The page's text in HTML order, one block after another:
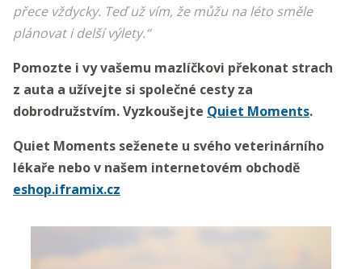
přece vždycky. Teď už vím, že můžu na léto směle
plánovat i delší výlety.“
Pomozte i vy vašemu mazlíčkovi překonat strach
z auta a užívejte si společné cesty za
dobrodružstvím. Vyzkoušejte Quiet Moments.
Quiet Moments seženete u svého veterinárního
lékaře nebo v našem internetovém obchodě
eshop.iframix.cz